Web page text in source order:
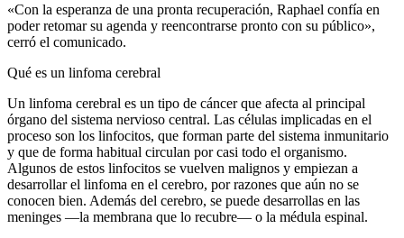
«Con la esperanza de una pronta recuperación, Raphael confía en
poder retomar su agenda y reencontrarse pronto con su público»,
cerró el comunicado.
Qué es un linfoma cerebral
Un linfoma cerebral es un tipo de cáncer que afecta al principal
órgano del sistema nervioso central. Las células implicadas en el
proceso son los linfocitos, que forman parte del sistema inmunitario
y que de forma habitual circulan por casi todo el organismo.
Algunos de estos linfocitos se vuelven malignos y empiezan a
desarrollar el linfoma en el cerebro, por razones que aún no se
conocen bien. Además del cerebro, se puede desarrollas en las
meninges —la membrana que lo recubre— o la médula espinal.